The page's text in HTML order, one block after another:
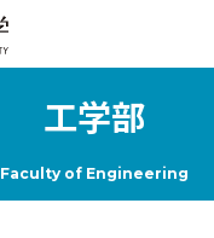
工学部
Faculty of Engineering